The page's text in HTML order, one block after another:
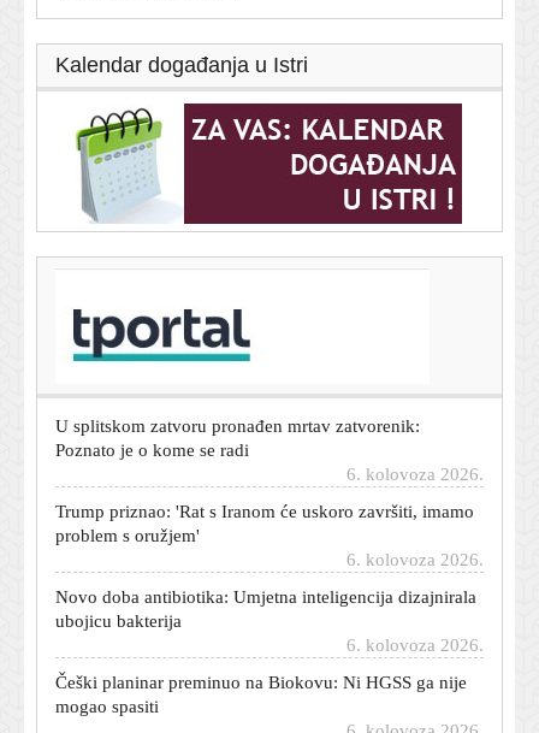
Kalendar događanja u Istri
Dnevni horoskop za 7. kolovoza 2026. - što vam
zvijezde danas donose
U splitskom zatvoru pronađen mrtav zatvorenik:
Poznato je o kome se radi
Trump priznao: 'Rat s Iranom će uskoro završiti, imamo
problem s oružjem'
Novo doba antibiotika: Umjetna inteligencija dizajnirala
ubojicu bakterija
Češki planinar preminuo na Biokovu: Ni HGSS ga nije
mogao spasiti